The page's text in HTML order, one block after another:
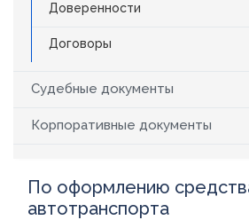
Доверенности
Договоры
Судебные документы
Корпоративные документы
По оформлению
автотранспорта